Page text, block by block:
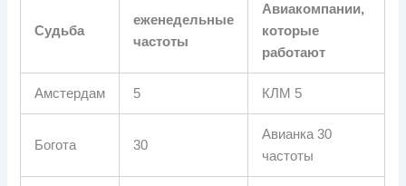
Судьба
еженедельные
частоты
Авиакомпании,
которые
работают
Амстердам 5 КЛМ 5
Богота 30
Авианка 30
частоты